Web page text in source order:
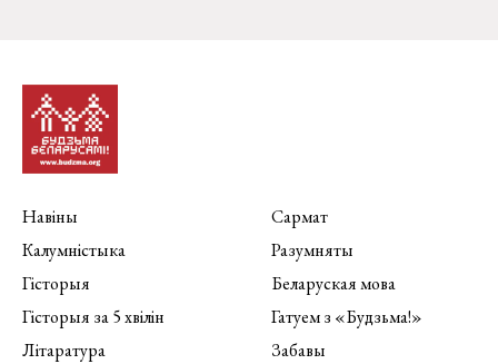
Навіны
Калумністыка
Гісторыя
Гісторыя за 5 хвілін
Літаратура
Сармат
Разумняты
Беларуская мова
Гатуем з «Будзьма!»
Забавы